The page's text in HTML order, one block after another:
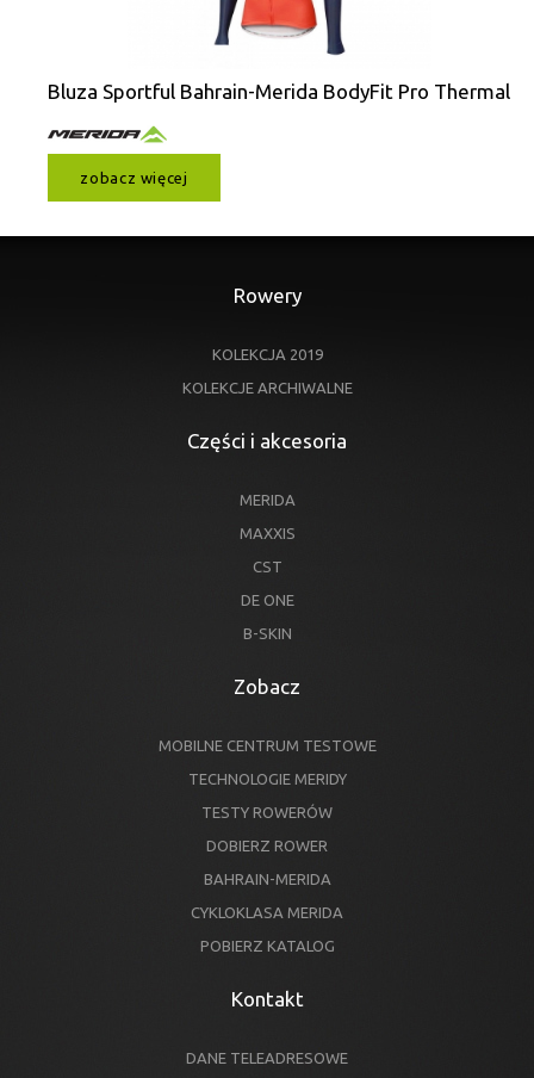
Bluza Sportful Bahrain-Merida BodyFit Pro Thermal
zobacz więcej
Rowery
KOLEKCJA 2019
KOLEKCJE ARCHIWALNE
Części i akcesoria
MERIDA
MAXXIS
CST
DE ONE
B-SKIN
Zobacz
MOBILNE CENTRUM TESTOWE
TECHNOLOGIE MERIDY
TESTY ROWERÓW
DOBIERZ ROWER
BAHRAIN-MERIDA
CYKLOKLASA MERIDA
POBIERZ KATALOG
Kontakt
DANE TELEADRESOWE